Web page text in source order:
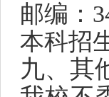
邮编：
本科招
九、其